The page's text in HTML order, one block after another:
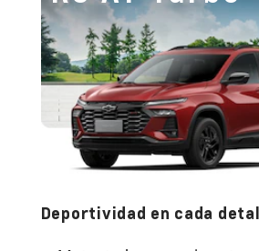
Deportividad en cada